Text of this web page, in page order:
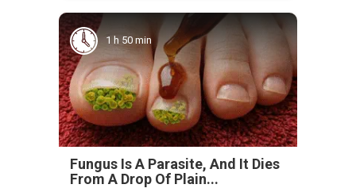
1 h 50 min
Fungus Is A Parasite, And It Dies
From A Drop Of Plain...